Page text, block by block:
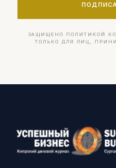
ЗАЩИЩЕНО ПОЛИТИКОЙ
ТОЛЬКО ДЛЯ ЛИЦ,